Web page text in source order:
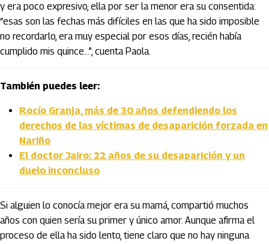
y era poco expresivo, ella por ser la menor era su consentida:
“esas son las fechas más difíciles en las que ha sido imposible
no recordarlo, era muy especial por esos días, recién había
cumplido mis quince…”, cuenta Paola.
También puedes leer:
Rocío Granja, más de 30 años defendiendo los
derechos de las víctimas de desaparición forzada en
Nariño
El doctor Jairo: 22 años de su desaparición y un
duelo inconcluso
Si alguien lo conocía mejor era su mamá, compartió muchos
años con quien sería su primer y único amor. Aunque afirma el
proceso de ella ha sido lento, tiene claro que no hay ninguna